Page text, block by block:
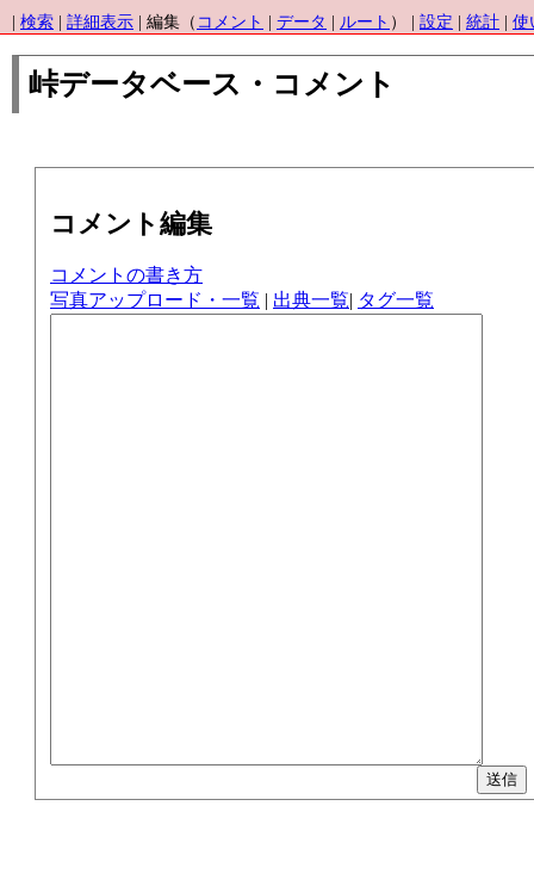
検索 詳細表示 | 編集（ コメント データ ルート ） | 設定 統計 使
峠データベース・コメント
コメント編集
コメントの書き方
写真アップロード・一覧 | 出典一覧| タグ一覧